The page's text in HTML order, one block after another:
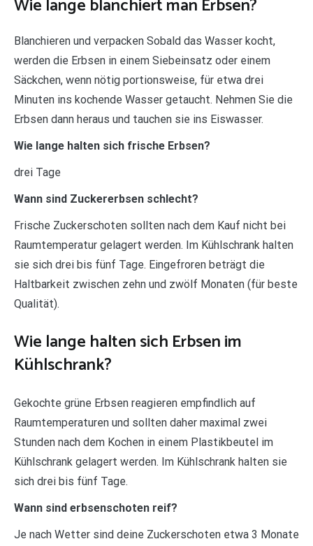
Wie lange blanchiert man Erbsen?
Blanchieren und verpacken Sobald das Wasser kocht,
werden die Erbsen in einem Siebeinsatz oder einem
Säckchen, wenn nötig portionsweise, für etwa drei
Minuten ins kochende Wasser getaucht. Nehmen Sie die
Erbsen dann heraus und tauchen sie ins Eiswasser.
Wie lange halten sich frische Erbsen?
drei Tage
Wann sind Zuckererbsen schlecht?
Frische Zuckerschoten sollten nach dem Kauf nicht bei
Raumtemperatur gelagert werden. Im Kühlschrank halten
sie sich drei bis fünf Tage. Eingefroren beträgt die
Haltbarkeit zwischen zehn und zwölf Monaten (für beste
Qualität).
Wie lange halten sich Erbsen im
Kühlschrank?
Gekochte grüne Erbsen reagieren empfindlich auf
Raumtemperaturen und sollten daher maximal zwei
Stunden nach dem Kochen in einem Plastikbeutel im
Kühlschrank gelagert werden. Im Kühlschrank halten sie
sich drei bis fünf Tage.
Wann sind erbsenschoten reif?
Je nach Wetter sind deine Zuckerschoten etwa 3 Monate